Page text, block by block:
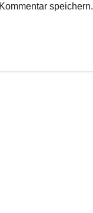
speichern.